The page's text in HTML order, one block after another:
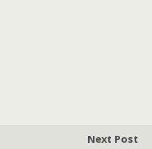
Next Post